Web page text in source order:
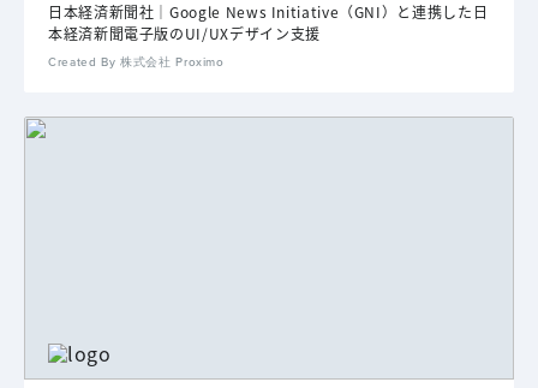
日本経済新聞社｜Google News Initiative（GNI）と連携した日
本経済新聞電子版のUI/UXデザイン支援
Created By 株式会社 Proximo